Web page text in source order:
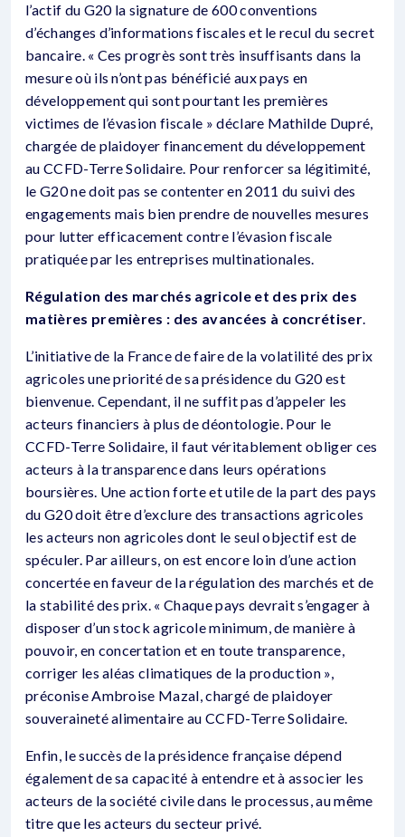
l’actif du G20 la signature de 600 conventions
d’échanges d’informations fiscales et le recul du secret
bancaire. « Ces progrès sont très insuffisants dans la
mesure où ils n’ont pas bénéficié aux pays en
développement qui sont pourtant les premières
victimes de l’évasion fiscale » déclare Mathilde Dupré,
chargée de plaidoyer financement du développement
au CCFD-Terre Solidaire. Pour renforcer sa légitimité,
le G20 ne doit pas se contenter en 2011 du suivi des
engagements mais bien prendre de nouvelles mesures
pour lutter efficacement contre l’évasion fiscale
pratiquée par les entreprises multinationales.
Régulation des marchés agricole et des prix des
matières premières : des avancées à concrétiser.
L’initiative de la France de faire de la volatilité des prix
agricoles une priorité de sa présidence du G20 est
bienvenue. Cependant, il ne suffit pas d’appeler les
acteurs financiers à plus de déontologie. Pour le
CCFD-Terre Solidaire, il faut véritablement obliger ces
acteurs à la transparence dans leurs opérations
boursières. Une action forte et utile de la part des pays
du G20 doit être d’exclure des transactions agricoles
les acteurs non agricoles dont le seul objectif est de
spéculer. Par ailleurs, on est encore loin d’une action
concertée en faveur de la régulation des marchés et de
la stabilité des prix. « Chaque pays devrait s’engager à
disposer d’un stock agricole minimum, de manière à
pouvoir, en concertation et en toute transparence,
corriger les aléas climatiques de la production »,
préconise Ambroise Mazal, chargé de plaidoyer
souveraineté alimentaire au CCFD-Terre Solidaire.
Enfin, le succès de la présidence française dépend
également de sa capacité à entendre et à associer les
acteurs de la société civile dans le processus, au même
titre que les acteurs du secteur privé.